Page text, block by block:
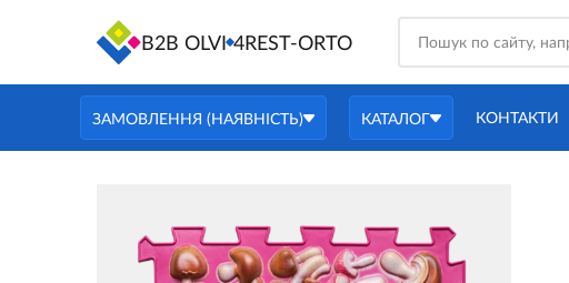
B2B OLVI 4REST-ORTO
ЗАМОВЛЕННЯ (НАЯВНІСТЬ) КАТАЛОГ КОНТАКТИ